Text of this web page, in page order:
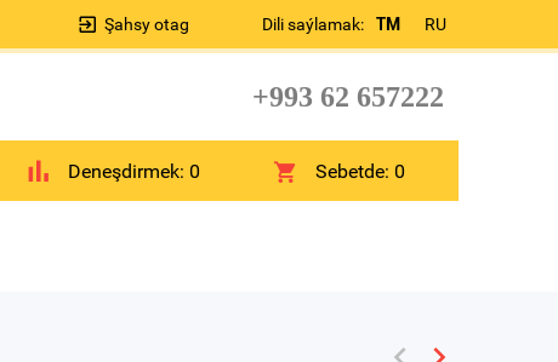
Dili saýlamak: TM RU
Şahsy otag
+993 62 657222
Deneşdirmek: 0 Sebetde:0